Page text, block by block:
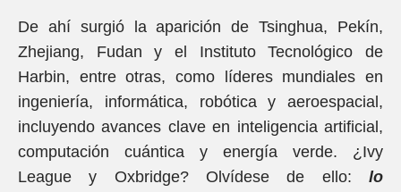
De ahí surgió la aparición de Tsinghua, Pekín,
Zhejiang, Fudan y el Instituto Tecnológico de
Harbin, entre otras, como líderes mundiales en
ingeniería, informática, robótica y aeroespacial,
incluyendo avances clave en inteligencia artificial,
computación cuántica y energía verde. ¿Ivy
League y Oxbridge? Olvídese de ello: lo